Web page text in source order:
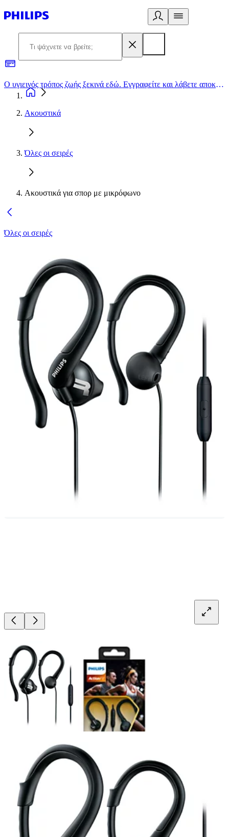
Ο υγιεινός τρόπος ζωής ξεκινά εδώ. Εγγραφείτε και λάβετε αποκλειστικές προσφορές
Ακουστικά
Όλες οι σειρές
Ακουστικά για σπορ με μικρόφωνο
Όλες οι σειρές